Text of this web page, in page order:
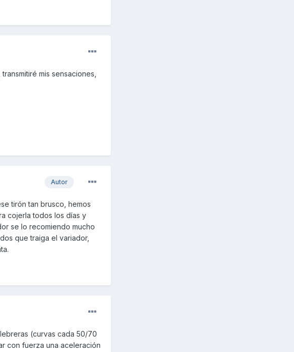
mis sensaciones,
Autor
tirón tan brusco, hemos
cojerla todos los días y
se lo recomiendo mucho
que traiga el variador,
(curvas cada 50/70
con fuerza una aceleración